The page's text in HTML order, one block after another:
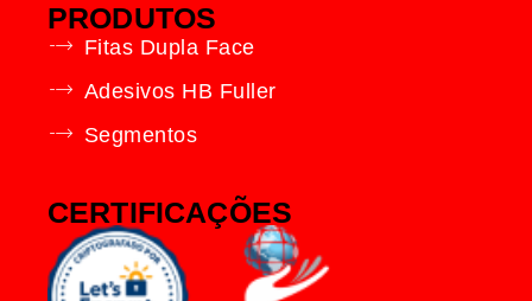
PRODUTOS
Fitas Dupla Face
Adesivos HB Fuller
Segmentos
CERTIFICAÇÕES